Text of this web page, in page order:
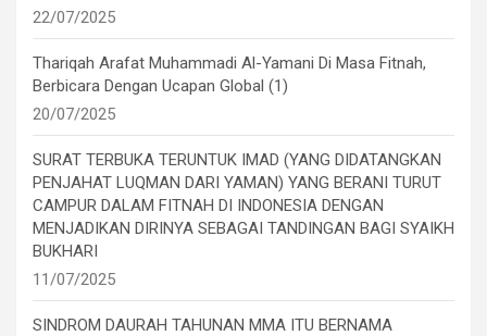
22/07/2025
Thariqah Arafat Muhammadi Al-Yamani Di Masa Fitnah,
Berbicara Dengan Ucapan Global (1)
20/07/2025
SURAT TERBUKA TERUNTUK IMAD (YANG DIDATANGKAN
PENJAHAT LUQMAN DARI YAMAN) YANG BERANI TURUT
CAMPUR DALAM FITNAH DI INDONESIA DENGAN
MENJADIKAN DIRINYA SEBAGAI TANDINGAN BAGI SYAIKH
BUKHARI
11/07/2025
SINDROM DAURAH TAHUNAN MMA ITU BERNAMA